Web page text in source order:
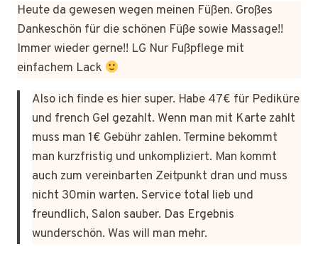
Heute da gewesen wegen meinen Füßen. Großes
Dankeschön für die schönen Füße sowie Massage!!
Immer wieder gerne!! LG Nur Fußpflege mit
einfachem Lack
Also ich finde es hier super. Habe 47€ für Pediküre
und french Gel gezahlt. Wenn man mit Karte zahlt
muss man 1€ Gebühr zahlen. Termine bekommt
man kurzfristig und unkompliziert. Man kommt
auch zum vereinbarten Zeitpunkt dran und muss
nicht 30min warten. Service total lieb und
freundlich, Salon sauber. Das Ergebnis
wunderschön. Was will man mehr.